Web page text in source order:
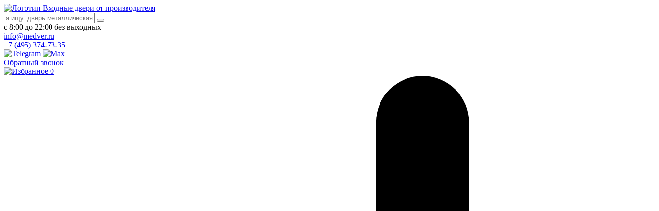
Входные двери от производителя
с 8:00 до 22:00 без выходных
info@medver.ru
+7 (495) 374-73-35
Обратный звонок
0